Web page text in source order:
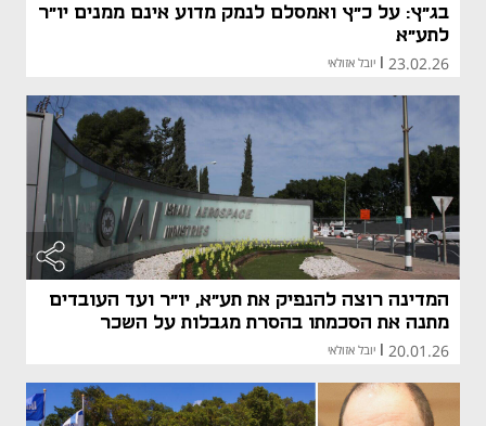
בג"ץ: על כ"ץ ואמסלם לנמק מדוע אינם ממנים יו"ר
לתע"א
23.02.26 יובל אזולאי
המדינה רוצה להנפיק את תע"א, יו"ר ועד העובדים
מתנה את הסכמתו בהסרת מגבלות על השכר
20.01.26 יובל אזולאי